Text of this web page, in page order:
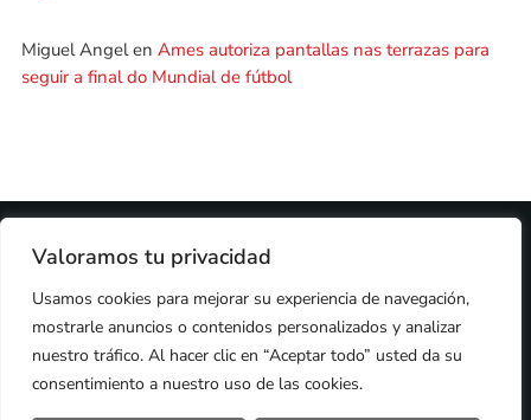
Valoramos tu privacidad
Usamos cookies para mejorar su experiencia de navegación,
mostrarle anuncios o contenidos personalizados y analizar
nuestro tráfico. Al hacer clic en “Aceptar todo” usted da su
consentimiento a nuestro uso de las cookies.
Miguel Angelen Ames autoriza pantallas nas terrazas para
seguir a final do Mundial de fútbol
2024 © PROPIEDAD DE DEZASETE MEDIA SL
COOKIES
AVISO LEGAL
PUBLICIDAD
CONTACTO